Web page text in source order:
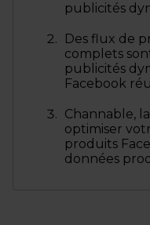
publicités
Des flux de
complets
publicités
Facebook
Channable,
optimiser
produits
données